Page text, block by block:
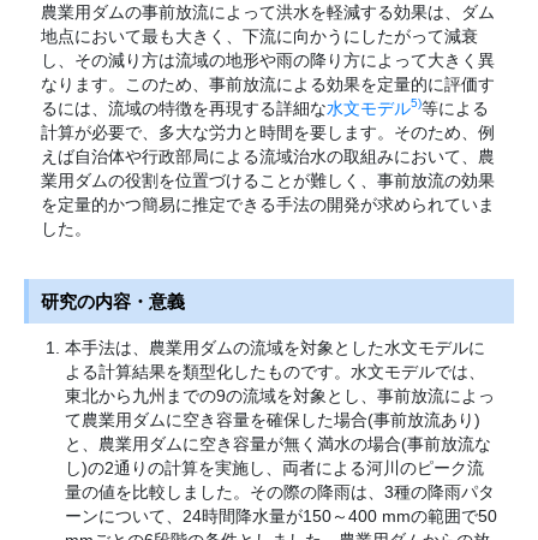
農業用ダムの事前放流によって洪水を軽減する効果は、ダム
地点において最も大きく、下流に向かうにしたがって減衰
し、その減り方は流域の地形や雨の降り方によって大きく異
なります。このため、事前放流による効果を定量的に評価す
るには、流域の特徴を再現する詳細な水文モデル5)等による
計算が必要で、多大な労力と時間を要します。そのため、例
えば自治体や行政部局による流域治水の取組みにおいて、農
業用ダムの役割を位置づけることが難しく、事前放流の効果
を定量的かつ簡易に推定できる手法の開発が求められていま
した。
研究の内容・意義
本手法は、農業用ダムの流域を対象とした水文モデルに
よる計算結果を類型化したものです。水文モデルでは、
東北から九州までの9の流域を対象とし、事前放流によっ
て農業用ダムに空き容量を確保した場合(事前放流あり)
と、農業用ダムに空き容量が無く満水の場合(事前放流な
し)の2通りの計算を実施し、両者による河川のピーク流
量の値を比較しました。その際の降雨は、3種の降雨パタ
ーンについて、24時間降水量が150～400 mmの範囲で50